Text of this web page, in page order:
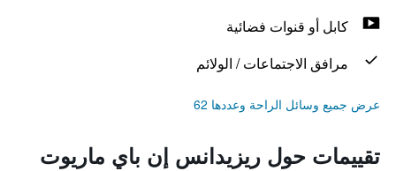
كابل أو قنوات فضائية
مرافق الاجتماعات / الولائم
عرض جميع وسائل الراحة وعددها 62
تقييمات حول ريزيدانس إن باي ماريوت